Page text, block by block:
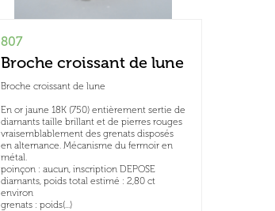
807
Broche croissant de lune
Broche croissant de lune
En or jaune 18K (750) entièrement sertie de
diamants taille brillant et de pierres rouges
vraisemblablement des grenats disposés
en alternance. Mécanisme du fermoir en
métal.
poinçon : aucun, inscription DEPOSE
diamants, poids total estimé : 2,80 ct
environ
grenats : poids(...)